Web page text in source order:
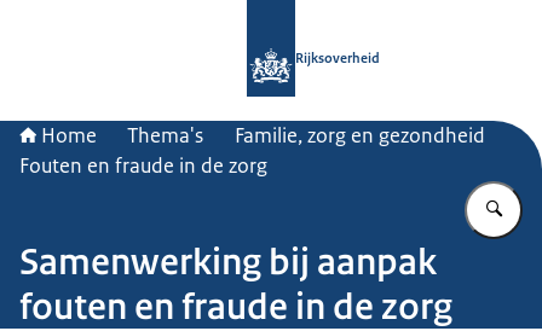
Rijksoverheid
Home Thema's
Familie, zorg en gezondheid
Fouten en fraude in de zorg
Samenwerking bij aanpak
fouten en fraude in de zorg